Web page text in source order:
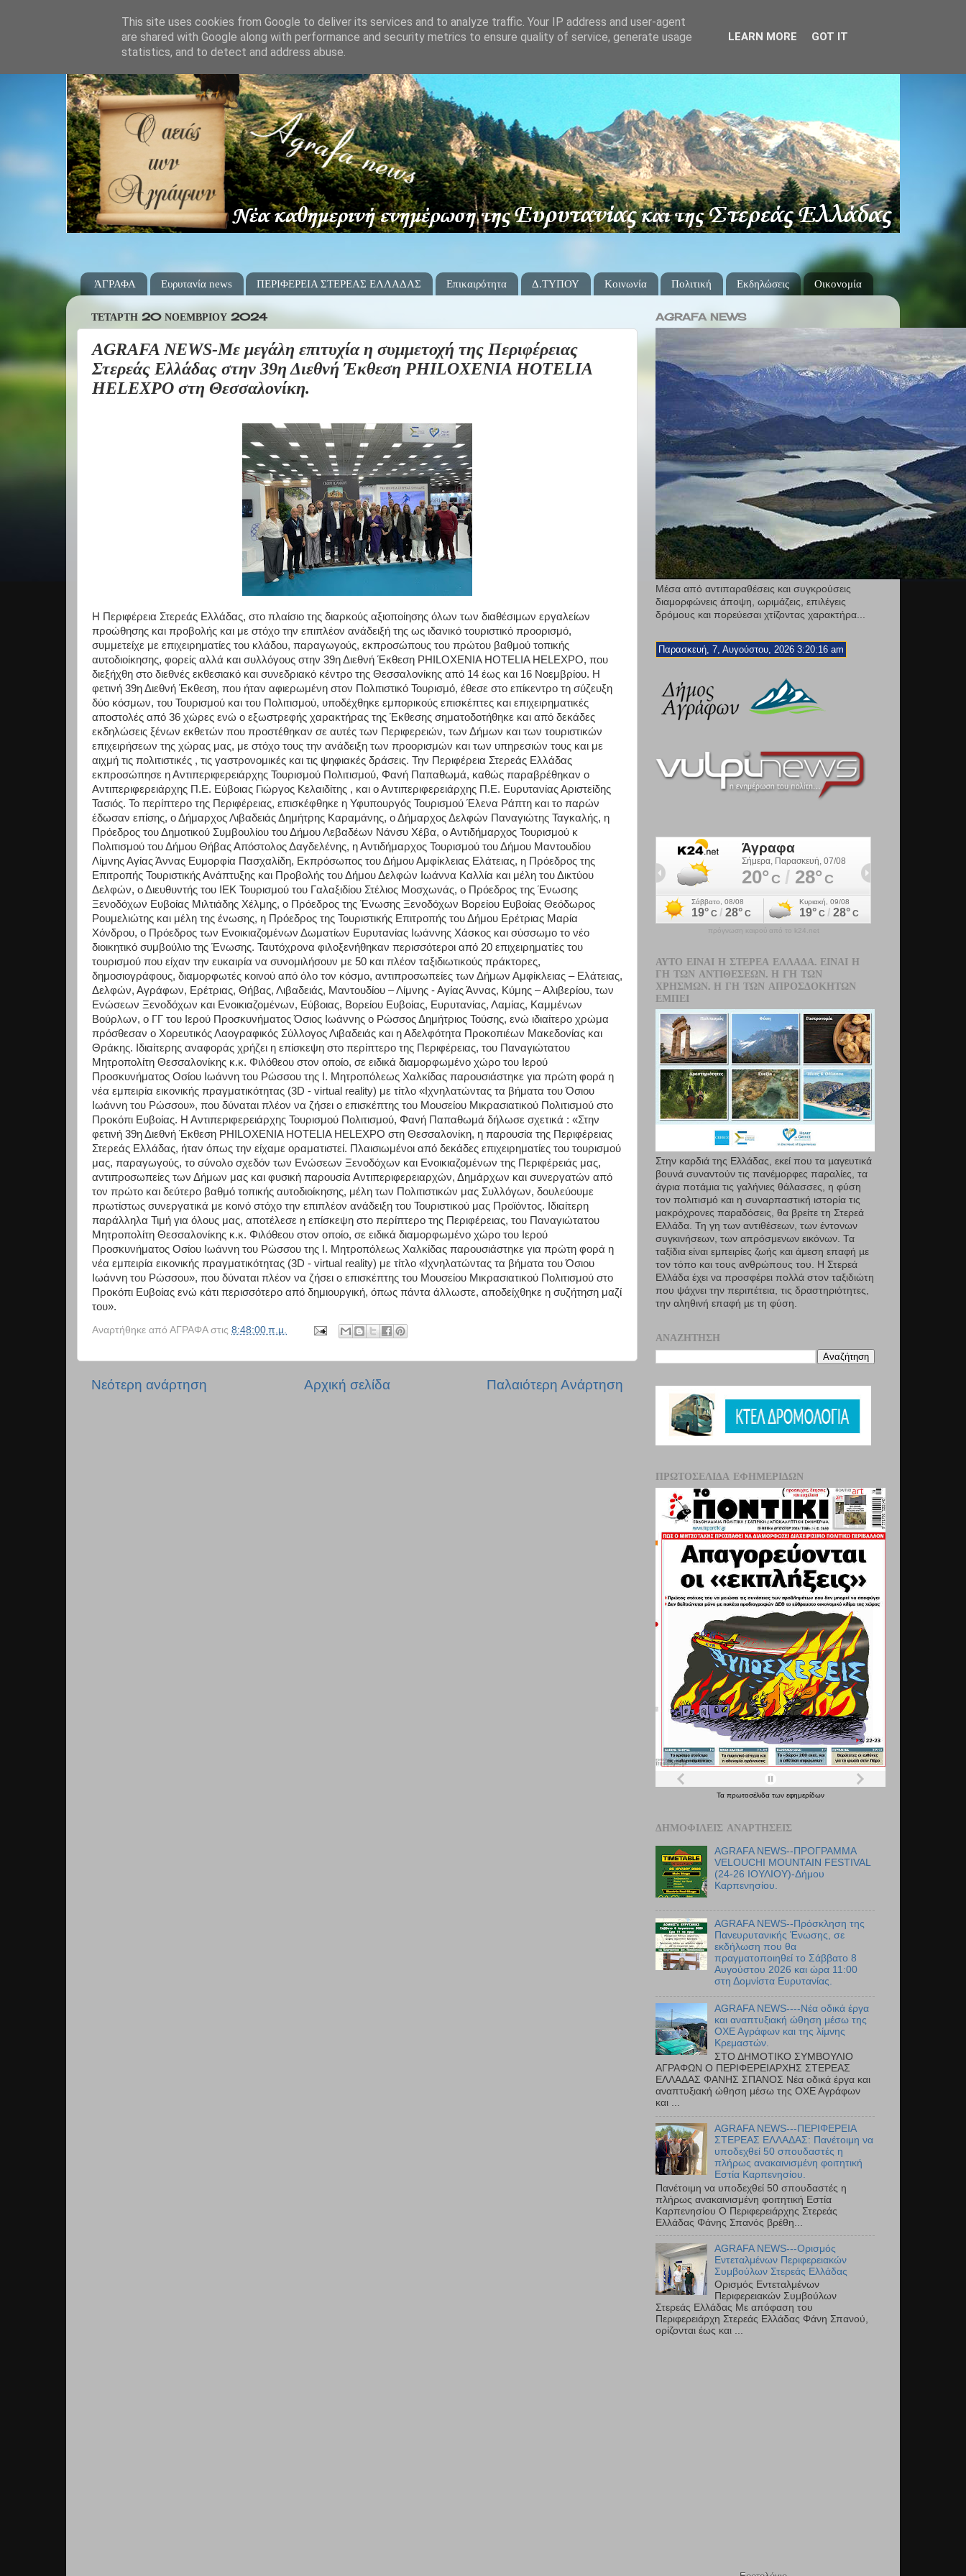
ΆΓΡΑΦΑ Ευρυτανία news ΠΕΡΙΦΕΡΕΙΑ ΣΤΕΡΕΑΣ ΕΛΛΑΔΑΣ Επικαιρότητα Δ.ΤΥΠΟΥ Κοινωνία Πολιτική Εκδηλώσεις Οικονομία
ΤΕΤΆΡΤΗ 20 ΝΟΕΜΒΡΊΟΥ 2024
AGRAFA NEWS-Με μεγάλη επιτυχία η συμμετοχή της Περιφέρειας
Στερεάς Ελλάδας στην 39η Διεθνή Έκθεση PHILOXENIA HOTELIA
HELEXPO στη Θεσσαλονίκη.
Η Περιφέρεια Στερεάς Ελλάδας, στο πλαίσιο της διαρκούς αξιοποίησης όλων των διαθέσιμων εργαλείων
προώθησης και προβολής και με στόχο την επιπλέον ανάδειξή της ως ιδανικό τουριστικό προορισμό,
συμμετείχε με επιχειρηματίες του κλάδου, παραγωγούς, εκπροσώπους του πρώτου βαθμού τοπικής
αυτοδιοίκησης, φορείς αλλά και συλλόγους στην 39η Διεθνή Έκθεση PHILOXENIA HOTELIA HELEXPO, που
διεξήχθη στο διεθνές εκθεσιακό και συνεδριακό κέντρο της Θεσσαλονίκης από 14 έως και 16 Νοεμβρίου. Η
φετινή 39η Διεθνή Έκθεση, που ήταν αφιερωμένη στον Πολιτιστικό Τουρισμό, έθεσε στο επίκεντρο τη σύζευξη
δύο κόσμων, του Τουρισμού και του Πολιτισμού, υποδέχθηκε εμπορικούς επισκέπτες και επιχειρηματικές
αποστολές από 36 χώρες ενώ ο εξωστρεφής χαρακτήρας της Έκθεσης σηματοδοτήθηκε και από δεκάδες
εκδηλώσεις ξένων εκθετών που προστέθηκαν σε αυτές των Περιφερειών, των Δήμων και των τουριστικών
επιχειρήσεων της χώρας μας, με στόχο τους την ανάδειξη των προορισμών και των υπηρεσιών τους και με
αιχμή τις πολιτιστικές , τις γαστρονομικές και τις ψηφιακές δράσεις. Την Περιφέρεια Στερεάς Ελλάδας
εκπροσώπησε η Αντιπεριφερειάρχης Τουρισμού Πολιτισμού, Φανή Παπαθωμά, καθώς παραβρέθηκαν ο
Αντιπεριφερειάρχης Π.Ε. Εύβοιας Γιώργος Κελαιδίτης , και ο Αντιπεριφερειάρχης Π.Ε. Ευρυτανίας Αριστείδης
Τασιός. Το περίπτερο της Περιφέρειας, επισκέφθηκε η Υφυπουργός Τουρισμού Έλενα Ράπτη και το παρών
έδωσαν επίσης, ο Δήμαρχος Λιβαδειάς Δημήτρης Καραμάνης, ο Δήμαρχος Δελφών Παναγιώτης Ταγκαλής, η
Πρόεδρος του Δημοτικού Συμβουλίου του Δήμου Λεβαδέων Νάνσυ Χέβα, ο Αντιδήμαρχος Τουρισμού κ
Πολιτισμού του Δήμου Θήβας Απόστολος Δαγδελένης, η Αντιδήμαρχος Τουρισμού του Δήμου Μαντουδίου
Λίμνης Αγίας Άννας Ευμορφία Πασχαλίδη, Εκπρόσωπος του Δήμου Αμφίκλειας Ελάτειας, η Πρόεδρος της
Επιτροπής Τουριστικής Ανάπτυξης και Προβολής του Δήμου Δελφών Ιωάννα Καλλία και μέλη του Δικτύου
Δελφών, ο Διευθυντής του ΙΕΚ Τουρισμού του Γαλαξιδίου Στέλιος Μοσχωνάς, ο Πρόεδρος της Ένωσης
Ξενοδόχων Ευβοίας Μιλτιάδης Χέλμης, ο Πρόεδρος της Ένωσης Ξενοδόχων Βορείου Ευβοίας Θεόδωρος
Ρουμελιώτης και μέλη της ένωσης, η Πρόεδρος της Τουριστικής Επιτροπής του Δήμου Ερέτριας Μαρία
Χόνδρου, ο Πρόεδρος των Ενοικιαζομένων Δωματίων Ευρυτανίας Ιωάννης Χάσκος και σύσσωμο το νέο
διοικητικό συμβούλιο της Ένωσης. Ταυτόχρονα φιλοξενήθηκαν περισσότεροι από 20 επιχειρηματίες του
τουρισμού που είχαν την ευκαιρία να συνομιλήσουν με 50 και πλέον ταξιδιωτικούς πράκτορες,
δημοσιογράφους, διαμορφωτές κοινού από όλο τον κόσμο, αντιπροσωπείες των Δήμων Αμφίκλειας – Ελάτειας,
Δελφών, Αγράφων, Ερέτριας, Θήβας, Λιβαδειάς, Μαντουδίου – Λίμνης - Αγίας Άννας, Κύμης – Αλιβερίου, των
Ενώσεων Ξενοδόχων και Ενοικιαζομένων, Εύβοιας, Βορείου Ευβοίας, Ευρυτανίας, Λαμίας, Καμμένων
Βούρλων, ο ΓΓ του Ιερού Προσκυνήματος Όσιος Ιωάννης ο Ρώσσος Δημήτριος Τούσης, ενώ ιδιαίτερο χρώμα
πρόσθεσαν ο Χορευτικός Λαογραφικός Σύλλογος Λιβαδειάς και η Αδελφότητα Προκοπιέων Μακεδονίας και
Θράκης. Ιδιαίτερης αναφοράς χρήζει η επίσκεψη στο περίπτερο της Περιφέρειας, του Παναγιώτατου
Μητροπολίτη Θεσσαλονίκης κ.κ. Φιλόθεου στον οποίο, σε ειδικά διαμορφωμένο χώρο του Ιερού
Προσκυνήματος Οσίου Ιωάννη του Ρώσσου της Ι. Μητροπόλεως Χαλκίδας παρουσιάστηκε για πρώτη φορά η
νέα εμπειρία εικονικής πραγματικότητας (3D - virtual reality) με τίτλο «Ιχνηλατώντας τα βήματα του Όσιου
Ιωάννη του Ρώσσου», που δύναται πλέον να ζήσει ο επισκέπτης του Μουσείου Μικρασιατικού Πολιτισμού στο
Προκόπι Ευβοίας. Η Αντιπεριφερειάρχης Τουρισμού Πολιτισμού, Φανή Παπαθωμά δήλωσε σχετικά : «Στην
φετινή 39η Διεθνή Έκθεση PHILOXENIA HOTELIA HELEXPO στη Θεσσαλονίκη, η παρουσία της Περιφέρειας
Στερεάς Ελλάδας, ήταν όπως την είχαμε οραματιστεί. Πλαισιωμένοι από δεκάδες επιχειρηματίες του τουρισμού
μας, παραγωγούς, το σύνολο σχεδόν των Ενώσεων Ξενοδόχων και Ενοικιαζομένων της Περιφέρειάς μας,
αντιπροσωπείες των Δήμων μας και φυσική παρουσία Αντιπεριφερειαρχών, Δημάρχων και συνεργατών από
τον πρώτο και δεύτερο βαθμό τοπικής αυτοδιοίκησης, μέλη των Πολιτιστικών μας Συλλόγων, δουλεύουμε
πρωτίστως συνεργατικά με κοινό στόχο την επιπλέον ανάδειξη του Τουριστικού μας Προϊόντος. Ιδιαίτερη
παράλληλα Τιμή για όλους μας, αποτέλεσε η επίσκεψη στο περίπτερο της Περιφέρειας, του Παναγιώτατου
Μητροπολίτη Θεσσαλονίκης κ.κ. Φιλόθεου στον οποίο, σε ειδικά διαμορφωμένο χώρο του Ιερού
Προσκυνήματος Οσίου Ιωάννη του Ρώσσου της Ι. Μητροπόλεως Χαλκίδας παρουσιάστηκε για πρώτη φορά η
νέα εμπειρία εικονικής πραγματικότητας (3D - virtual reality) με τίτλο «Ιχνηλατώντας τα βήματα του Όσιου
Ιωάννη του Ρώσσου», που δύναται πλέον να ζήσει ο επισκέπτης του Μουσείου Μικρασιατικού Πολιτισμού στο
Προκόπι Ευβοίας ενώ κάτι περισσότερο από δημιουργική, όπως πάντα άλλωστε, αποδείχθηκε η συζήτηση μαζί
του».
Αναρτήθηκε από ΑΓΡΑΦΑ στις 8:48:00 π.μ.
Νεότερη ανάρτηση Παλαιότερη Ανάρτηση
Αρχική σελίδα
AGRAFA NEWS
Μέσα από αντιπαραθέσεις και συγκρούσεις
διαμορφώνεις άποψη, ωριμάζεις, επιλέγεις
δρόμους και πορεύεσαι χτίζοντας χαρακτήρα...
Παρασκευή, 7, Αυγούστου, 2026 3:20:18 am
πρόγνωση καιρού από το k24.net
ΑΥΤΌ ΕΊΝΑΙ Η ΣΤΕΡΕΆ ΕΛΛΆΔΑ. ΕΊΝΑΙ Η
ΓΗ ΤΩΝ ΑΝΤΙΘΈΣΕΩΝ. Η ΓΗ ΤΩΝ
ΧΡΗΣΜΏΝ. Η ΓΗ ΤΩΝ ΑΠΡΟΣΔΌΚΗΤΩΝ
ΕΜΠΕΙ
Στην καρδιά της Ελλάδας, εκεί που τα µαγευτικά
βουνά συναντούν τις πανέμορφες παραλίες, τα
άγρια ποτάμια τις γαλήνιες θάλασσες, η φύση
τον πολιτισμό και η συναρπαστική ιστορία τις
μακρόχρονες παραδόσεις, θα βρείτε τη Στερεά
Ελλάδα. Τη γη των αντιθέσεων, των έντονων
συγκινήσεων, των απρόσμενων εικόνων. Τα
ταξίδια είναι εμπειρίες ζωής και άμεση επαφή µε
τον τόπο και τους ανθρώπους του. Η Στερεά
Ελλάδα έχει να προσφέρει πολλά στον ταξιδιώτη
που ψάχνει την περιπέτεια, τις δραστηριότητες,
την αληθινή επαφή µε τη φύση.
ΑΝΑΖΉΤΗΣΗ
ΠΡΩΤΟΣΈΛΙΔΑ ΕΦΗΜΕΡΊΔΩΝ
Τα πρωτοσέλιδα των εφημερίδων
ΔΗΜΟΦΙΛΕΊΣ ΑΝΑΡΤΉΣΕΙΣ
AGRAFA NEWS--ΠΡΟΓΡΑΜΜΑ
VELOUCHI MOUNTAIN FESTIVAL
(24-26 ΙΟΥΛΙΟΥ)-Δήμου
Καρπενησίου.
AGRAFA NEWS--Πρόσκληση της
Πανευρυτανικής Ένωσης, σε
εκδήλωση που θα
πραγματοποιηθεί το Σάββατο 8
Αυγούστου 2026 και ώρα 11:00
στη Δομνίστα Ευρυτανίας.
AGRAFA NEWS----Νέα οδικά έργα
και αναπτυξιακή ώθηση μέσω της
ΟΧΕ Αγράφων και της λίμνης
Κρεμαστών.
ΣΤΟ ΔΗΜΟΤΙΚΟ ΣΥΜΒΟΥΛΙΟ
ΑΓΡΑΦΩΝ Ο ΠΕΡΙΦΕΡΕΙΑΡΧΗΣ ΣΤΕΡΕΑΣ
ΕΛΛΑΔΑΣ ΦΑΝΗΣ ΣΠΑΝΟΣ Νέα οδικά έργα και
αναπτυξιακή ώθηση μέσω της ΟΧΕ Αγράφων
και ...
AGRAFA NEWS---ΠΕΡΙΦΕΡΕΙΑ
ΣΤΕΡΕΑΣ ΕΛΛΑΔΑΣ: Πανέτοιμη να
υποδεχθεί 50 σπουδαστές η
πλήρως ανακαινισμένη φοιτητική
Εστία Καρπενησίου.
Πανέτοιμη να υποδεχθεί 50 σπουδαστές η
πλήρως ανακαινισμένη φοιτητική Εστία
Καρπενησίου Ο Περιφερειάρχης Στερεάς
Ελλάδας Φάνης Σπανός βρέθη...
AGRAFA NEWS---Ορισμός
Εντεταλμένων Περιφερειακών
Συμβούλων Στερεάς Ελλάδας
Ορισμός Εντεταλμένων
Περιφερειακών Συμβούλων
Στερεάς Ελλάδας Με απόφαση του
Περιφερειάρχη Στερεάς Ελλάδας Φάνη Σπανού,
ορίζονται έως και ...
This site uses cookies from Google to deliver its services and to analyze traffic. Your IP address and user-agent
are shared with Google along with performance and security metrics to ensure quality of service, generate usage
statistics, and to detect and address abuse.
LEARN MORE GOT IT